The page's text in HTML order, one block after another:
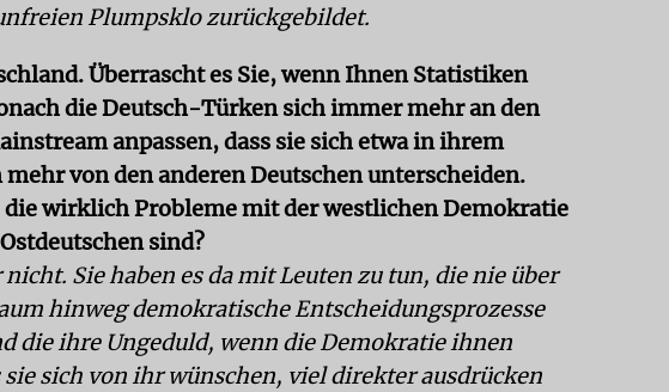
Plumpsklo zurückgebildet.
Überrascht es Sie, wenn Ihnen Statistiken
die Deutsch-Türken sich immer mehr an den
anpassen, dass sie sich etwa in ihrem
von den anderen Deutschen unterscheiden.
die wirklich Probleme mit der westlichen Demokratie
sind?
Sie haben es da mit Leuten zu tun, die nie über
hinweg demokratische Entscheidungsprozesse
die ihre Ungeduld, wenn die Demokratie ihnen
sich von ihr wünschen, viel direkter ausdrücken